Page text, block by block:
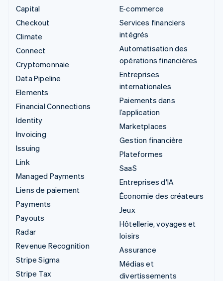
Capital
Checkout
Climate
Connect
Cryptomonnaie
Data Pipeline
Elements
Financial Connections
Identity
Invoicing
Issuing
Link
Managed Payments
Liens de paiement
Payments
Payouts
Radar
Revenue Recognition
Stripe Sigma
Stripe Tax
E-commerce
Services financiers
intégrés
Automatisation des
opérations financières
Entreprises
internationales
Paiements dans
l’application
Marketplaces
Gestion financière
Plateformes
SaaS
Entreprises d'IA
Économie des créateurs
Jeux
Hôtellerie, voyages et
loisirs
Assurance
Médias et
divertissements